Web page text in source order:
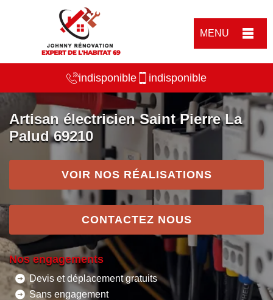
MENU
indisponible indisponible
Artisan électricien Saint Pierre La
Palud 69210
VOIR NOS RÉALISATIONS
CONTACTEZ NOUS
Nos engagements
Devis et déplacement gratuits
Sans engagement